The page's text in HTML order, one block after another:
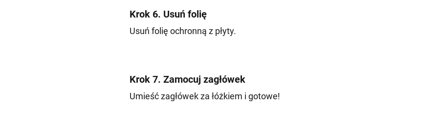
Krok 6. Usuń folię
Usuń folię ochronną z płyty.
Krok 7. Zamocuj zagłówek
Umieść zagłówek za łóżkiem i gotowe!